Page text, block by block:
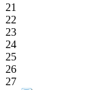
21
22
23
24
25
26
27